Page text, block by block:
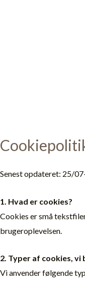
Senest opdateret: 25/
1. Hvad er cookies?
Cookies er små
brugeroplevelsen.
2. Typer af cookies, vi
Vi anvender følgende